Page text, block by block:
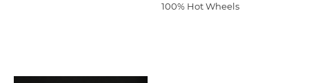
100% Hot Wheels